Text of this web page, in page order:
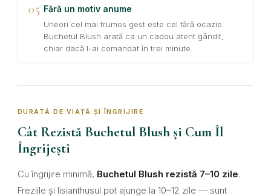
05 Fără un motiv anume
Uneori cel mai frumos gest este cel fără ocazie.
Buchetul Blush arată ca un cadou atent gândit,
chiar dacă l-ai comandat în trei minute.
DURATĂ DE VIAȚĂ ȘI ÎNGRIJIRE
Cât Rezistă Buchetul Blush și Cum Îl
Îngrijești
Cu îngrijire minimă, Buchetul Blush rezistă 7–10 zile.
Freziile și lisianthusul pot ajunge la 10–12 zile — sunt